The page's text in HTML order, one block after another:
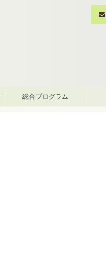
総合プログラム